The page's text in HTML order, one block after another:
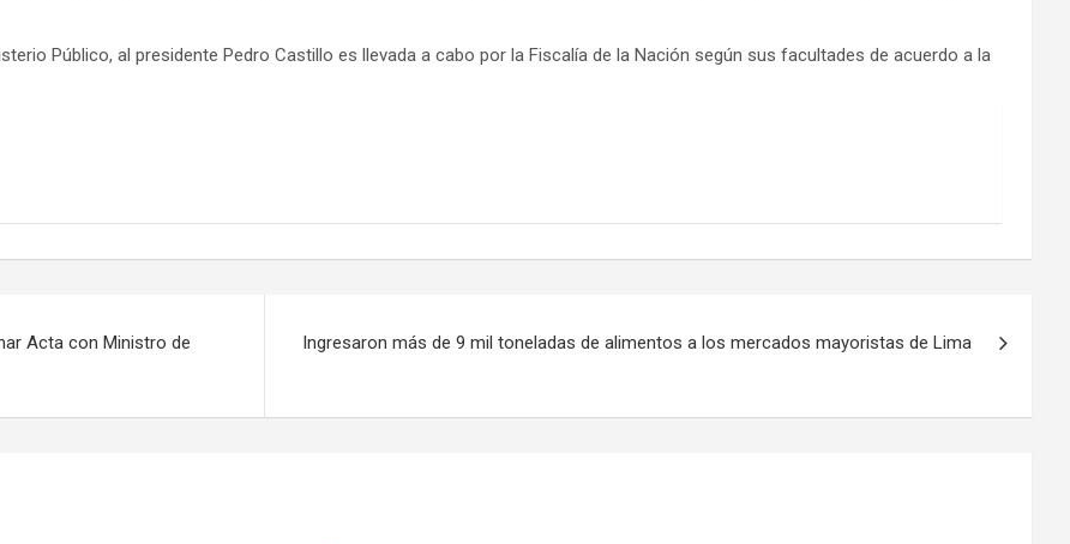
Público, al presidente Pedro Castillo es llevada a cabo por la Fiscalía de la Nación según sus facultades de acuerdo a la
Acta con Ministro de
Ingresaron más de 9 mil toneladas de alimentos a los mercados mayoristas de Lima